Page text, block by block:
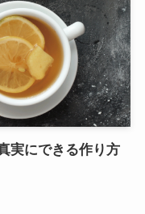
実にできる作り方